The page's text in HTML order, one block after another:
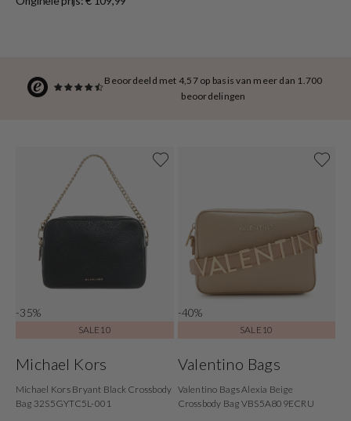
Beoordeeld met 4,57 op basis van meer dan 1.700
beoordelingen
-35%
SALE10
Michael Kors
Michael Kors Bryant Black Crossbody
Bag 32S5GYTC5L-001
-40%
SALE10
Valentino Bags
Valentino Bags Alexia Beige
Crossbody Bag VBS5A809ECRU